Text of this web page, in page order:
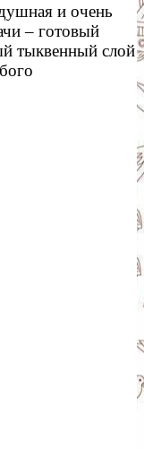
и очень
– готовый
тыквенный слой